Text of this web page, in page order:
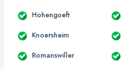
Hohengoeft
Knoersheim
Romanswiller